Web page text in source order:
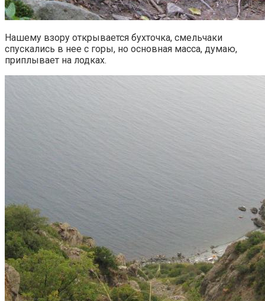
Нашему взору открывается бухточка, смельчаки
спускались в нее с горы, но основная масса, думаю,
приплывает на лодках.